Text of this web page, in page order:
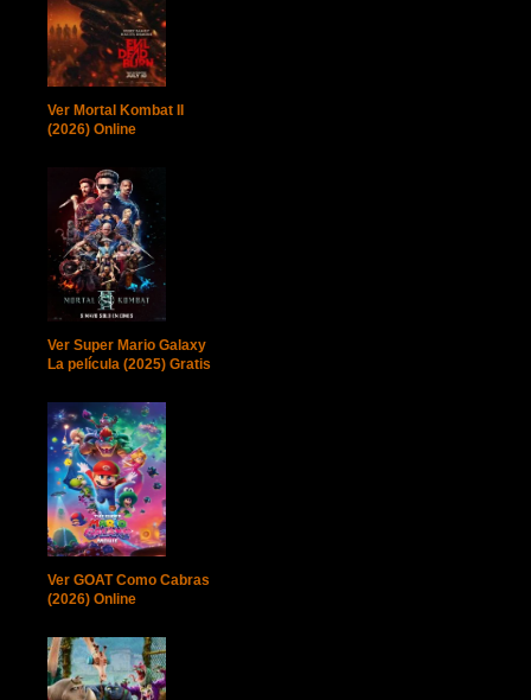
Ver Mortal Kombat II
(2026) Online
Ver Super Mario Galaxy
La película (2025) Gratis
Ver GOAT Como Cabras
(2026) Online